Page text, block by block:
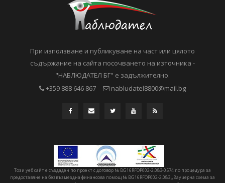
При използване и публикуване на част или цялото
съдържание на сайта посочването на източника -
"НАБЛЮДАТЕЛ БГ" е задължително.
+359 888 646 867
nabludatel8800@mail.bg
Този уеб сайт е създаден по проект с договор № BG16RFOP002-2.083-0574 по процедура за
предоставяне на безвъзмездна финансова помощ № BG16RFOP002-2.083 „Ваучерна схема за